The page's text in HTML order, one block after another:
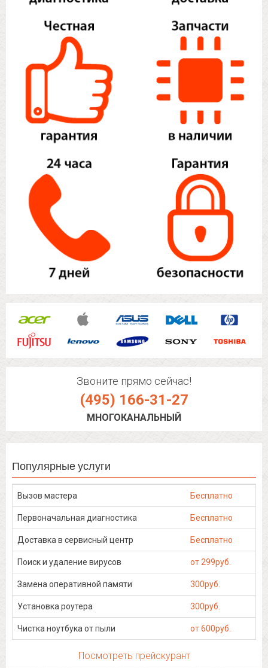
Звоните прямо сейчас!
(495) 166-31-27
МНОГОКАНАЛЬНЫЙ
Популярные услуги
Вызов мастера Бесплатно
Первоначальная диагностика Бесплатно
Доставка в сервисный центр Бесплатно
Поиск и удаление вирусов от 299руб.
Замена оперативной памяти 300руб.
Установка роутера 300руб.
Чистка ноутбука от пыли от 600руб.
Посмотреть прейскурант